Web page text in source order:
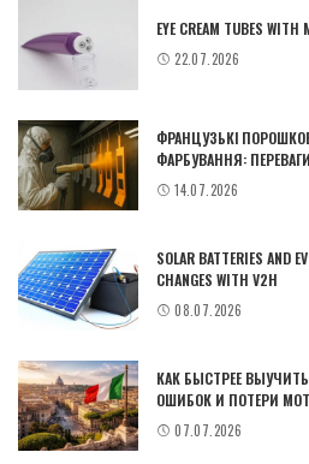
EYE CREAM TUBES WITH
22.07.2026
ФРАНЦУЗЬКІ
ФАРБУВАННЯ:
14.07.2026
SOLAR BATTERIES AND
CHANGES WITH V2H
08.07.2026
КАК БЫСТРЕЕ
ОШИБОК И ПОТЕРИ
07.07.2026